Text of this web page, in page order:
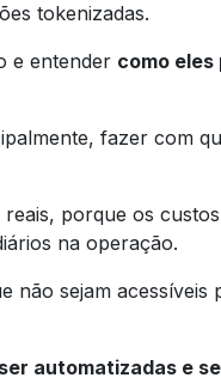
tokenizadas.
e entender como eles
fazer com
porque os
na operação.
não sejam acessíveis
automatizadas e